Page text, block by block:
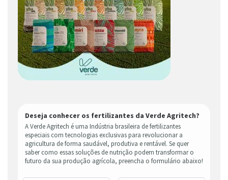
Deseja conhecer os fertilizantes da Verde Agritech?
A Verde Agritech é uma Indústria brasileira de fertilizantes
especiais com tecnologias exclusivas para revolucionar a
agricultura de forma saudável, produtiva e rentável. Se quer
saber como essas soluções de nutrição podem transformar o
futuro da sua produção agrícola, preencha o formulário abaixo!